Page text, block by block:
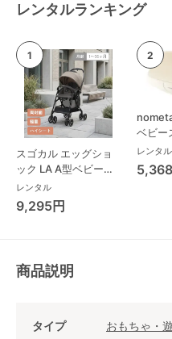
レンタルランキング
スゴカル エッグショ
ック LA A型ベビーカ
ー コンビ(Combi)
レンタル
9,295円
ベビー
105 タ
ベビー
計
レンタル
商品説明
タイプ おもちゃ・